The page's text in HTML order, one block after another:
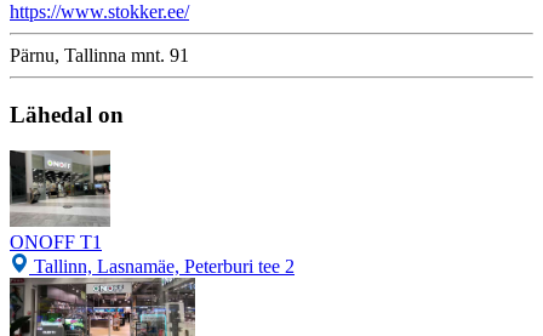
https://www.stokker.ee/
Pärnu, Tallinna mnt. 91
Lähedal on
ONOFF T1
Tallinn, Lasnamäe, Peterburi tee 2